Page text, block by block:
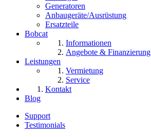
Generatoren
Anbaugeräte/Ausrüstung
Ersatzteile
Bobcat
Informationen
Angebote & Finanzierung
Leistungen
Vermietung
Service
Kontakt
Blog
Support
Testimonials